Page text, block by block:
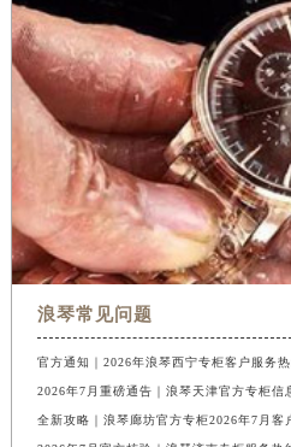
浪琴常见问题
2026年7月重磅通告｜浪琴天津官方专柜信
全新攻略｜浪琴廊坊官方专柜2026年7月客